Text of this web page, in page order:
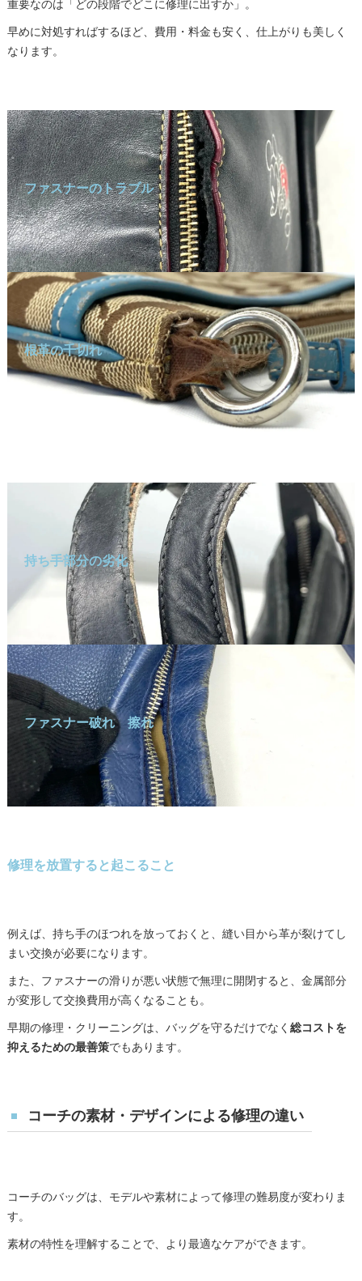
実際の事例：修理事例③ After
レボラボコーチ修理実績
重要なのは「どの段階でどこに修理に出すか」。
早めに対処すればするほど、費用・料金も安く、仕上がりも美しく
なります。
ファスナーのトラブル
根革の千切れ
持ち手部分の劣化
ファスナー破れ 擦れ
修理を放置すると起こること
例えば、持ち手のほつれを放っておくと、縫い目から革が裂けてし
まい交換が必要になります。
また、ファスナーの滑りが悪い状態で無理に開閉すると、金属部分
が変形して交換費用が高くなることも。
早期の修理・クリーニングは、バッグを守るだけでなく総コストを
抑えるための最善策でもあります。
コーチの素材・デザインによる修理の違い
コーチのバッグは、モデルや素材によって修理の難易度が変わりま
す。
素材の特性を理解することで、より最適なケアができます。